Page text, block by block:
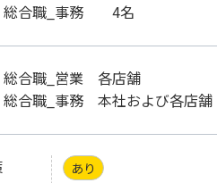
総合職_事務 4名
合職_営業 各店舗
合職_事務 本社および各店舗
あり